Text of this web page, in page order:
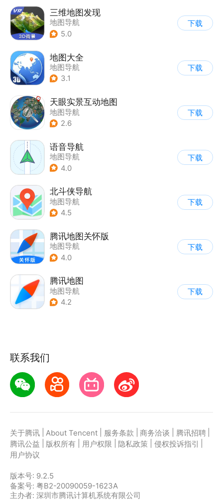
三维地图发现
地图导航
5.0
下载
地图大全
地图导航
3.1
下载
天眼实景互动地图
地图导航
2.6
下载
语音导航
地图导航
4.0
下载
北斗侠导航
地图导航
4.5
下载
腾讯地图关怀版
地图导航
4.0
下载
腾讯地图
地图导航
4.2
下载
联系我们
关于腾讯 About Tencent 服务条款 商务洽谈 腾讯招聘
腾讯公益
版权所有 用户权限 隐私政策 侵权投诉指引
用户协议
版本号: 9.2.5
备案号: 粤B2-20090059-1623A
主办者: 深圳市腾讯计算机系统有限公司